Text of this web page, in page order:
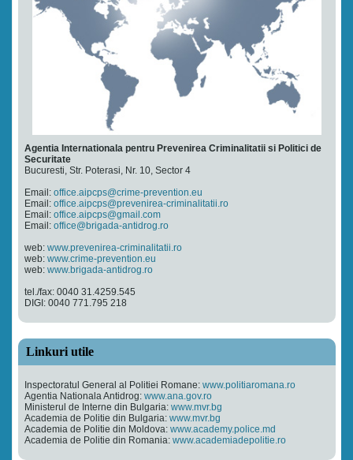
Agentia Internationala pentru Prevenirea Criminalitatii si Politici de
Securitate
Bucuresti, Str. Poterasi, Nr. 10, Sector 4
Email: office.aipcps@crime-prevention.eu
Email: office.aipcps@prevenirea-criminalitatii.ro
Email: office.aipcps@gmail.com
Email: office@brigada-antidrog.ro
web: www.prevenirea-criminalitatii.ro
web: www.crime-prevention.eu
web: www.brigada-antidrog.ro
tel./fax: 0040 31.4259.545
DIGI: 0040 771.795 218
Linkuri utile
Inspectoratul General al Politiei Romane: www.politiaromana.ro
Agentia Nationala Antidrog: www.ana.gov.ro
Ministerul de Interne din Bulgaria: www.mvr.bg
Academia de Politie din Bulgaria: www.mvr.bg
Academia de Politie din Moldova: www.academy.police.md
Academia de Politie din Romania: www.academiadepolitie.ro